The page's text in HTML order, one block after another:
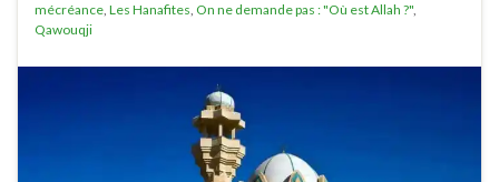
mécréance, Les Hanafites, On ne demande pas : "Où est Allah ?",
Qawouqji